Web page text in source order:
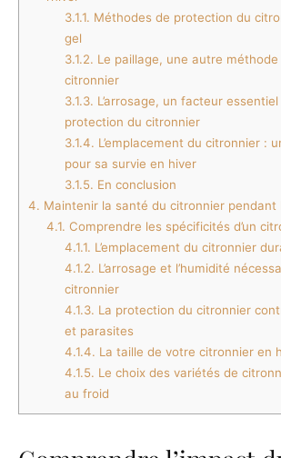
3.1.1. Méthodes de protection du
gel
3.1.2. Le paillage, une autre
citronnier
3.1.3. L’arrosage, un facteur
protection du citronnier
3.1.4. L’emplacement du citronnier :
pour sa survie en hiver
3.1.5. En conclusion
4. Maintenir la santé du citronnier pendant
4.1. Comprendre les spécificités d’un
4.1.1. L’emplacement du citronnier
4.1.2. L’arrosage et l’humidité
citronnier
4.1.3. La protection du citronnier
et parasites
4.1.4. La taille de votre citronnier en
4.1.5. Le choix des variétés de
au froid